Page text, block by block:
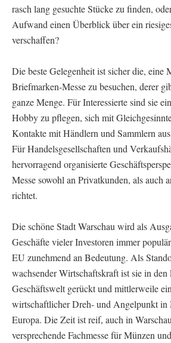
rasch lang gesuchte Stücke zu finden,
Aufwand einen Überblick über ein
verschaffen?
Die beste Gelegenheit ist sicher die, eine
Briefmarken-Messe zu besuchen, derer
ganze Menge. Für Interessierte sind sie
Hobby zu pflegen, sich mit
Kontakte mit Händlern und Sammlern
Für Handelsgesellschaften und
hervorragend organisierte
Messe sowohl an Privatkunden, als auch
richtet.
Die schöne Stadt Warschau wird als
Geschäfte vieler Investoren immer
EU zunehmend an Bedeutung. Als
wachsender Wirtschaftskraft ist sie in den
Geschäftswelt gerückt und mittlerweile
wirtschaftlicher Dreh- und Angelpunkt in
Europa. Die Zeit ist reif, auch in
versprechende Fachmesse für Münzen